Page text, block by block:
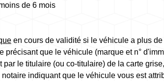
de 6 mois
en cours de validité si le véhicule a plus de
précisant que le véhicule (marque et n°
par le titulaire (ou co-titulaire) de la carte
indiquant que le véhicule vous est